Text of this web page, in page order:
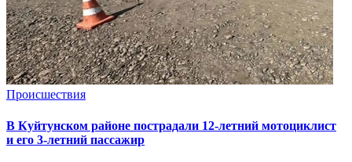
Происшествия
В Куйтунском районе пострадали 12-летний мотоциклист
и его 3-летний пассажир